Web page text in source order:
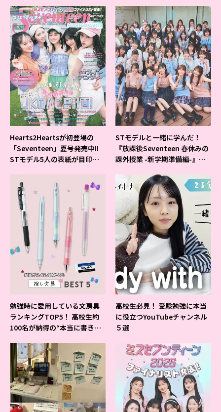
Hearts2Heartsが初登場の
「Seventeen」夏号発売中!!
STモデル5人の表紙が目印だ
STモデルと一緒に学んだ！
『放課後Seventeen 春休みの
課外授業 -新学期準備編-』イ
勉強時に愛用している文房具
ランキングTOP5！ 高校生約
100名が納得の“本当に書きや
高校生必見！ 受験勉強に本当
に役立つYouTubeチャンネル
５選